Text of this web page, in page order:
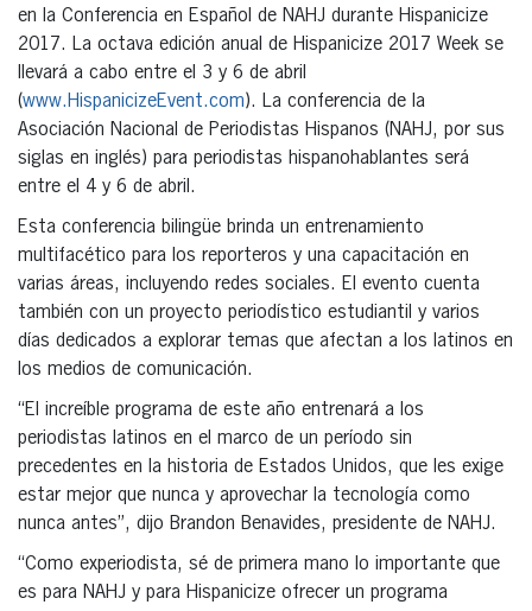
en la Conferencia en Español de NAHJ durante Hispanicize
2017. La octava edición anual de Hispanicize 2017 Week se
llevará a cabo entre el 3 y 6 de abril
(www.HispanicizeEvent.com). La conferencia de la
Asociación Nacional de Periodistas Hispanos (NAHJ, por sus
siglas en inglés) para periodistas hispanohablantes será
entre el 4 y 6 de abril.
Esta conferencia bilingüe brinda un entrenamiento
multifacético para los reporteros y una capacitación en
varias áreas, incluyendo redes sociales. El evento cuenta
también con un proyecto periodístico estudiantil y varios
días dedicados a explorar temas que afectan a los latinos en
los medios de comunicación.
“El increíble programa de este año entrenará a los
periodistas latinos en el marco de un período sin
precedentes en la historia de Estados Unidos, que les exige
estar mejor que nunca y aprovechar la tecnología como
nunca antes”, dijo Brandon Benavides, presidente de NAHJ.
“Como experiodista, sé de primera mano lo importante que
es para NAHJ y para Hispanicize ofrecer un programa